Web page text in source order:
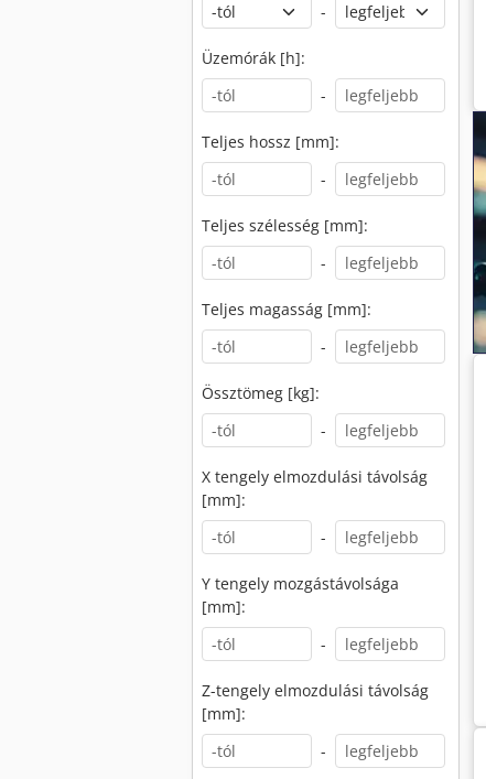
-
Üzemórák [h]:
-
Teljes hossz [mm]:
-
Teljes szélesség [mm]:
-
Teljes magasság [mm]:
-
Össztömeg [kg]:
-
X tengely elmozdulási távolság
[mm]:
-
Y tengely mozgástávolsága
[mm]:
-
Z-tengely elmozdulási távolság
[mm]:
-